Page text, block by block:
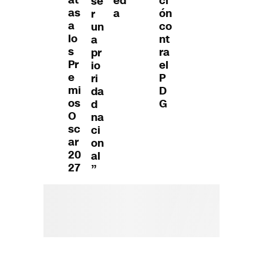
as
a
lo
s
Pr
e
mi
os
O
sc
ar
20
27
r
un
a
pr
io
ri
da
d
na
ci
on
al
”
a
ón
co
nt
ra
el
P
D
G